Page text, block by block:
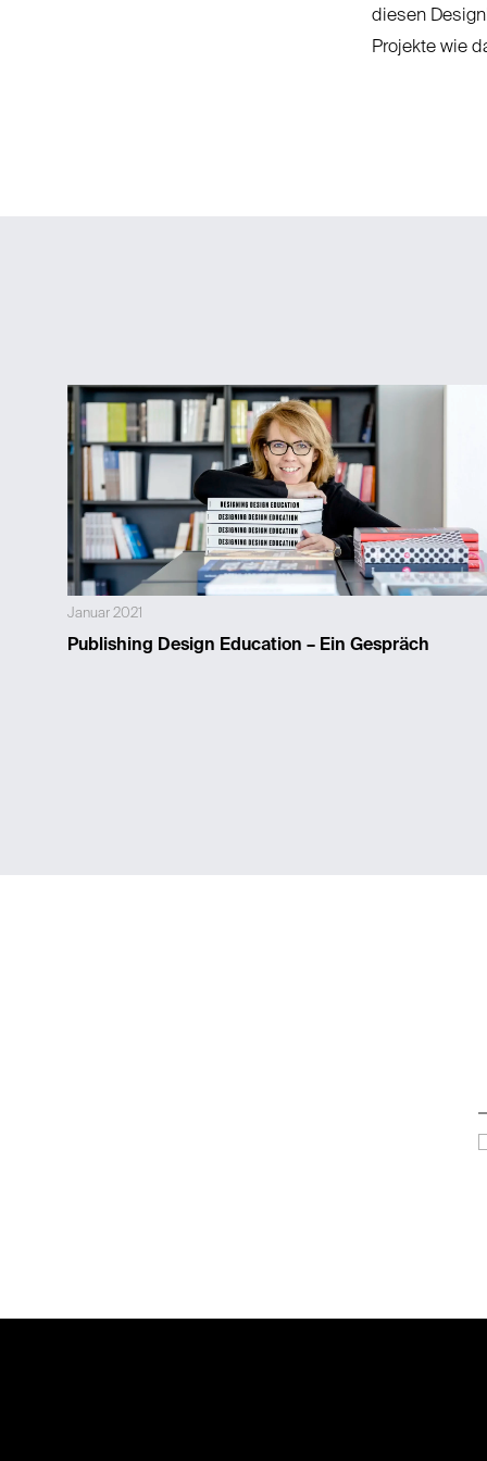
diesen
Projekte wie
Januar 2021
Publishing Design Education – Ein Gespräch